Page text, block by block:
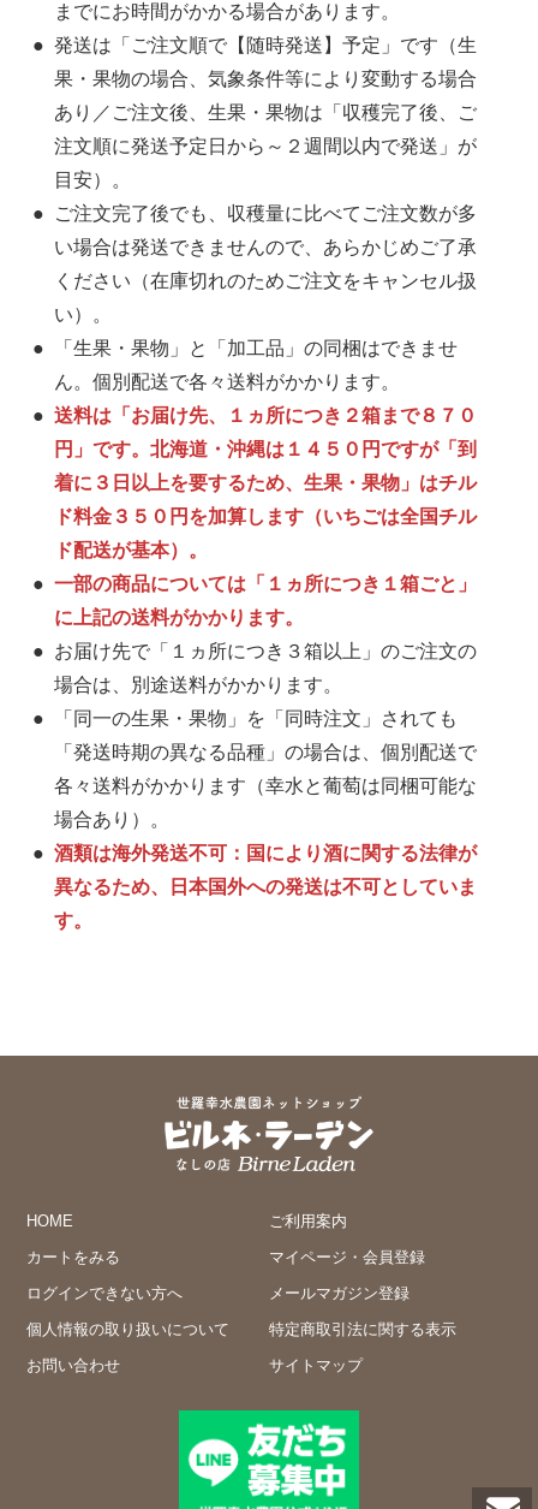
までにお時間がかかる場合があります。
発送は「ご注文順で【随時発送】予定」です（生
果・果物の場合、気象条件等により変動する場合
あり／ご注文後、生果・果物は「収穫完了後、ご
注文順に発送予定日から～２週間以内で発送」が
目安）。
ご注文完了後でも、収穫量に比べてご注文数が多
い場合は発送できませんので、あらかじめご了承
ください（在庫切れのためご注文をキャンセル扱
い）。
「生果・果物」と「加工品」の同梱はできませ
ん。個別配送で各々送料がかかります。
送料は「お届け先、１ヵ所につき２箱まで８７０
円」です。北海道・沖縄は１４５０円ですが「到
着に３日以上を要するため、生果・果物」はチル
ド料金３５０円を加算します（いちごは全国チル
ド配送が基本）。
一部の商品については「１ヵ所につき１箱ごと」
に上記の送料がかかります。
お届け先で「１ヵ所につき３箱以上」のご注文の
場合は、別途送料がかかります。
「同一の生果・果物」を「同時注文」されても
「発送時期の異なる品種」の場合は、個別配送で
各々送料がかかります（幸水と葡萄は同梱可能な
場合あり）。
酒類は海外発送不可：国により酒に関する法律が
異なるため、日本国外への発送は不可としていま
す。
HOME
ご利用案内
カートをみる
マイページ・会員登録
ログインできない方へ
メールマガジン登録
個人情報の取り扱いについて
特定商取引法に関する表示
お問い合わせ
サイトマップ